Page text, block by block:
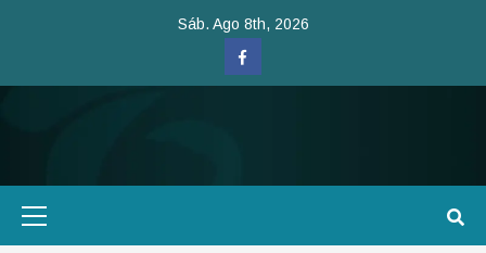
Sáb. Ago 8th, 2026
Facebook